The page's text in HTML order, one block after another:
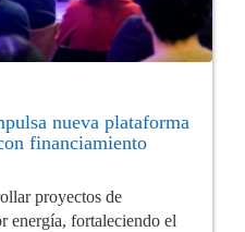
nueva plataforma
financiamiento
proyectos de
energía, fortaleciendo el